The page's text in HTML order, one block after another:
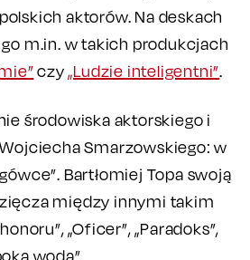
aktorów. Na deskach
m.in. w takich produkcjach
czy„Ludzie inteligentni”.
środowiska aktorskiego i
Smarzowskiego: w
Bartłomiej Topa swoją
między innymi takim
„Oficer”, „Paradoks”,
woda”.